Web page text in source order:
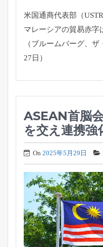
米国通商代表部（
マレーシアの貿易赤字
（ブルームバーグ、
27日）
ASEAN首脳
を交え連携強
On 2025年5月29日